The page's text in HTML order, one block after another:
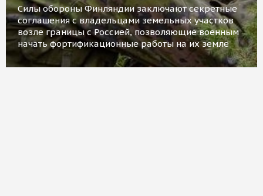
Силы обороны Финляндии заключают секретные
соглашения с владельцами земельных участков
возле границы с Россией, позволяющие военным
начать фортификационные работы на их земле